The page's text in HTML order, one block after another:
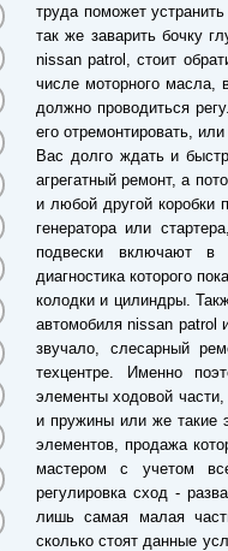
труда поможет
так же заварить бочку
nissan patrol, стоит
числе моторного масла,
должно проводиться
его отремонтировать,
Вас долго ждать и
агрегатный ремонт, а
и любой другой коробки
генератора или
подвески включают в
диагностика которого
колодки и цилиндры.
автомобиля nissan patrol
звучало, слесарный
техцентре. Именно
элементы ходовой
и пружины или же такие
элементов, продажа
мастером с учетом
регулировка сход -
лишь самая малая
сколько стоят данные